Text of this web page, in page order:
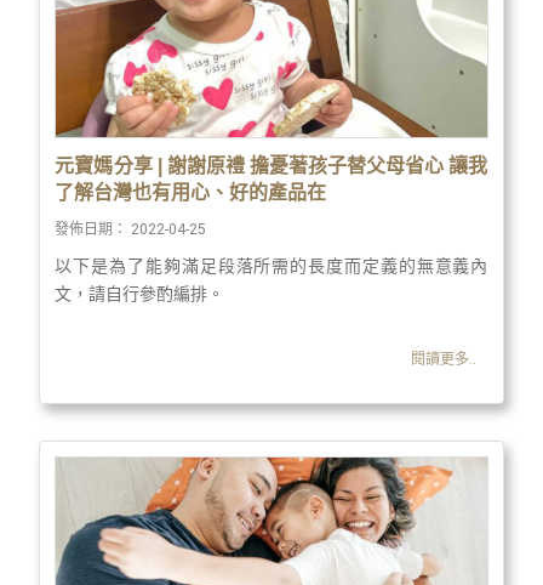
元寶媽分享 | 謝謝原禮 擔憂著孩子替父母省心 讓我
了解台灣也有用心、好的產品在
發佈日期： 2022-04-25
以下是為了能夠滿足段落所需的長度而定義的無意義內
文，請自行參酌編排。
閱讀更多..